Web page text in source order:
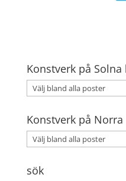
Konstverk på Solna
Konstverk på
sök